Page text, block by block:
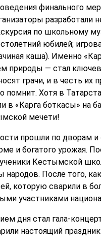
финального
по школьному
юбилей;
каша). Именно
природы — стал
грачи, и в честь их
помнит. Хотя в
в «Карга боткасы» на
мечети!
прошли по дворам
и богатого урожая.
Кестымской
После того, как
которую сварили в
участниками
дня стал гала-
настоящий